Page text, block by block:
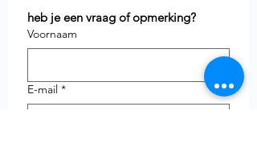
heb je een vraag of opmerking?
Voornaam
E-mail *